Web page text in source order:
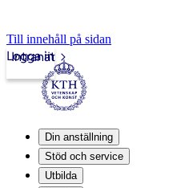
Till innehåll på sidan
Intranät
Logga in
Din anställning
Stöd och service
Utbilda